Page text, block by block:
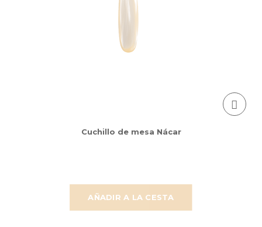
AÑADIR A LA CESTA
Cuchillo de mesa Nácar